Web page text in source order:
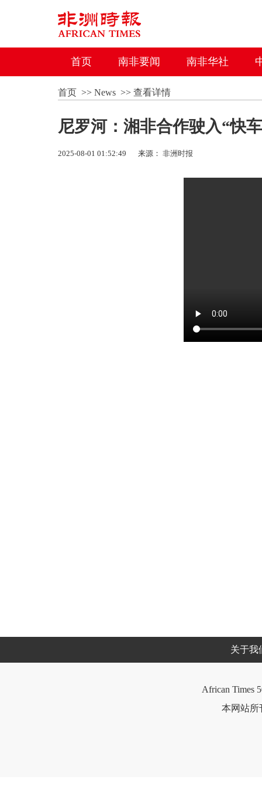
首页 南非要闻 南非华社
首页>> News>> 查看详情
尼罗河：湘非合作驶入“快
2025-08-01 01:52:49 来源： 非洲时报
关于我
African Times
本网站所